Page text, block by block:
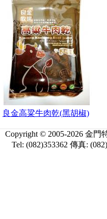
良金高粱牛肉乾(黑胡椒)
Copyright © 2005-2026 金
Tel: (082)353362 傳真: